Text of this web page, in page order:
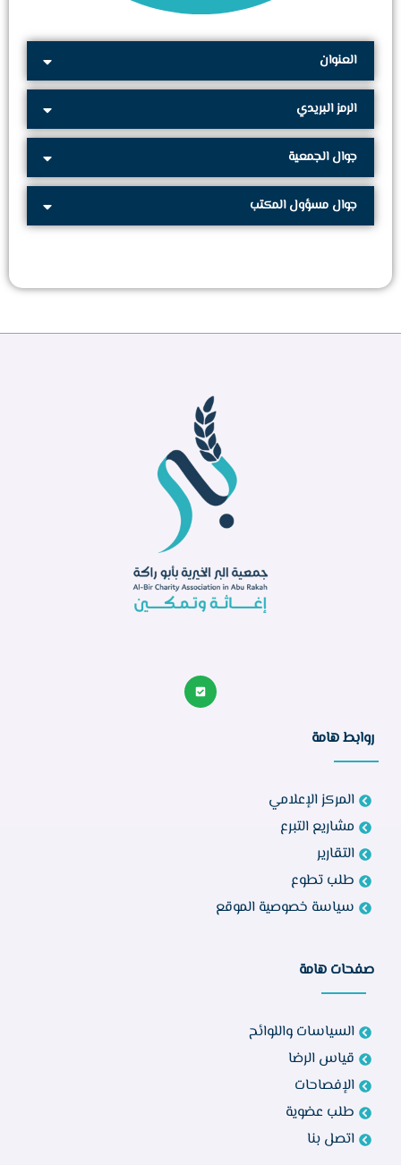
العنوان
الرمز البريدي
جوال الجمعية
جوال مسؤول المكتب
روابط هامة
المركز الإعلامي
مشاريع التبرع
التقارير
طلب تطوع
سياسة خصوصية الموقع
صفحات هامة
السياسات واللوائح
قياس الرضا
الإفصاحات
طلب عضوية
اتصل بنا